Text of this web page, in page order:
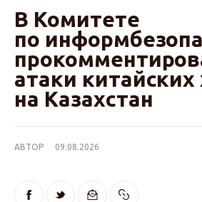
В Комитете
по
атаки китайских
на Казахстан
АВТОР 09.08.2026